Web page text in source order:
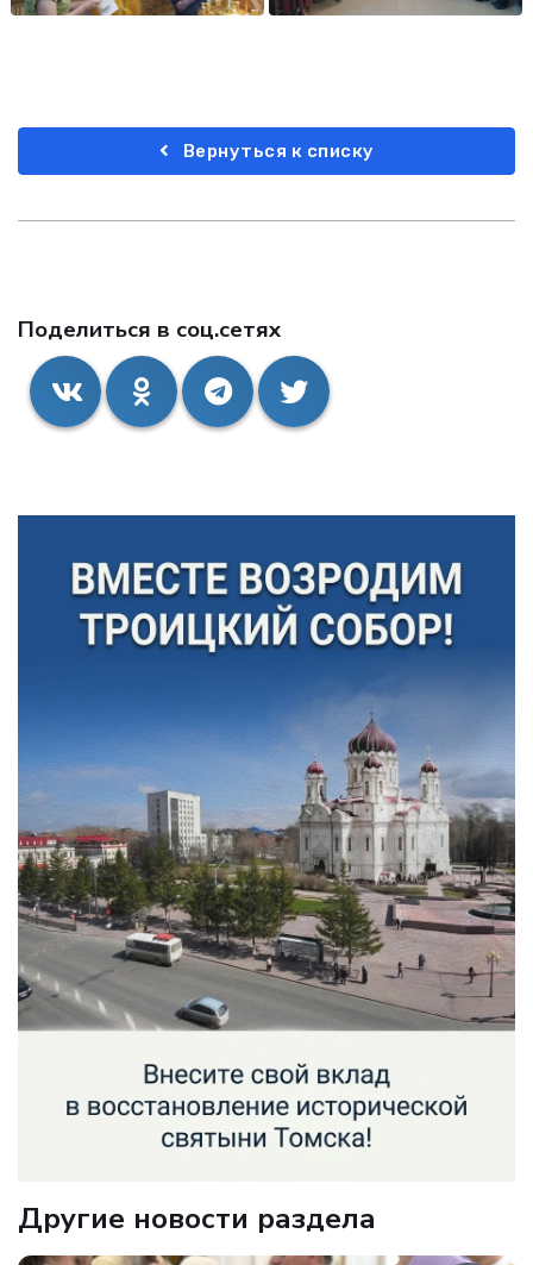
Поделиться в соц.сетях
Вернуться к списку
Другие новости раздела